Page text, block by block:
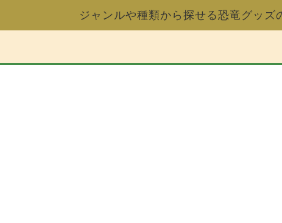
ジャンルや種類から探せる恐竜グッズ